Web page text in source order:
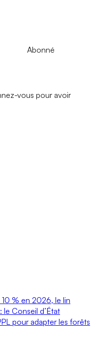
Abonné
vous pour avoir
% en 2026, le lin
Conseil d’État
pour adapter les forêts